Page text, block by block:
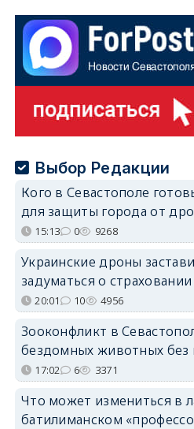
Выбор Редакции
Кого в Севастополе
для защиты города от
15:13 0 9268
Украинские дроны
задуматься о страховании
20:01 10 4956
Зооконфликт в
бездомных животных
17:02 6 3371
Что может измениться в
батилиманском